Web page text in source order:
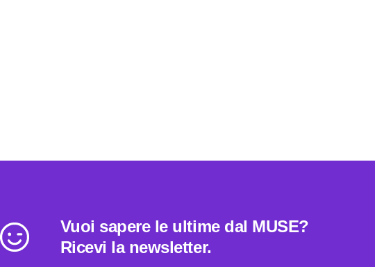
Vuoi sapere le ultime dal MUSE?
Ricevi la newsletter.